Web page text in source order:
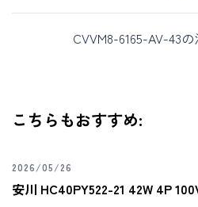
CVVM8-6165-AV-43
こちらもおすすめ:
2026/05/26
安川 HC40PY522-21 42W 4P